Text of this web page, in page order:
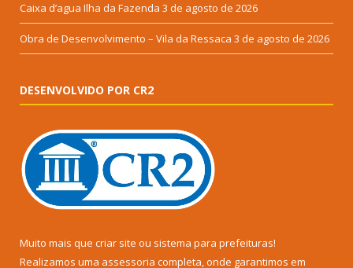
Caixa d’agua Ilha da Fazenda 3 de agosto de 2026
Obra de Desenvolvimento – Vila da Ressaca 3 de agosto de 2026
DESENVOLVIDO POR CR2
Muito mais que criar site ou sistema para prefeituras!
Realizamos uma assessoria completa, onde garantimos em